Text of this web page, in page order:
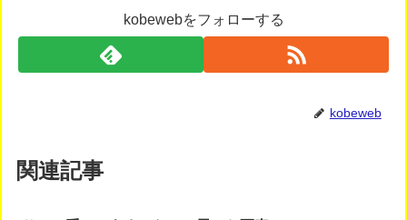
kobewebをフォローする
kobeweb
関連記事